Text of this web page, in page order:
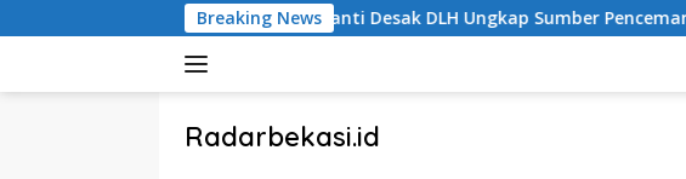
ke
Breaking News
Bekasi Yenny Kristianti Desak DLH Ungkap Sumber Pencemaran Kali
Radarbekasi.id